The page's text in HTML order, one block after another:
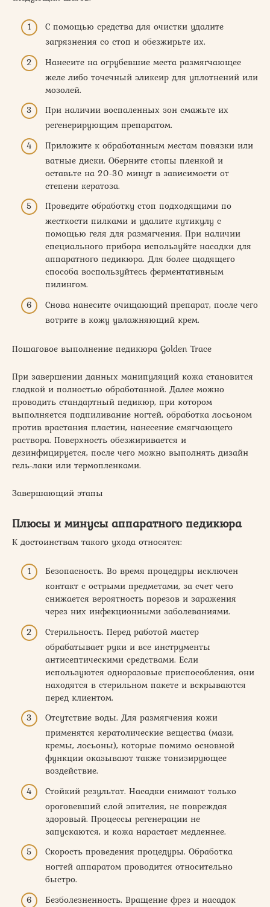
С помощью средства для очистки удалите
загрязнения со стоп и обезжирьте их.
Нанесите на огрубевшие места размягчающее
желе либо точечный эликсир для уплотнений или
мозолей.
При наличии воспаленных зон смажьте их
регенерирующим препаратом.
Приложите к обработанным местам повязки или
ватные диски. Оберните стопы пленкой и
оставьте на 20-30 минут в зависимости от
степени кератоза.
Проведите обработку стоп подходящими по
жесткости пилками и удалите кутикулу с
помощью геля для размягчения. При наличии
специального прибора используйте насадки для
аппаратного педикюра. Для более щадящего
способа воспользуйтесь ферментативным
пилингом.
Снова нанесите очищающий препарат, после чего
вотрите в кожу увлажняющий крем.
Пошаговое выполнение педикюра Golden Trace
При завершении данных манипуляций кожа становится
гладкой и полностью обработанной. Далее можно
проводить стандартный педикюр, при котором
выполняется подпиливание ногтей, обработка лосьоном
против врастания пластин, нанесение смягчающего
раствора. Поверхность обезжиривается и
дезинфицируется, после чего можно выполнять дизайн
гель-лаки или термопленками.
Завершающий этапы
Плюсы и минусы аппаратного педикюра
К достоинствам такого ухода относятся:
Безопасность. Во время процедуры исключен
контакт с острыми предметами, за счет чего
снижается вероятность порезов и заражения
через них инфекционными заболеваниями.
Стерильность. Перед работой мастер
обрабатывает руки и все инструменты
антисептическими средствами. Если
используются одноразовые приспособления, они
находятся в стерильном пакете и вскрываются
перед клиентом.
Отсутствие воды. Для размягчения кожи
применятся кератолические вещества (мази,
кремы, лосьоны), которые помимо основной
функции оказывают также тонизирующее
воздействие.
Стойкий результат. Насадки снимают только
ороговевший слой эпителия, не повреждая
здоровый. Процессы регенерации не
запускаются, и кожа нарастает медленнее.
Скорость проведения процедуры. Обработка
ногтей аппаратом проводится относительно
быстро.
Безболезненность. Вращение фрез и насадок